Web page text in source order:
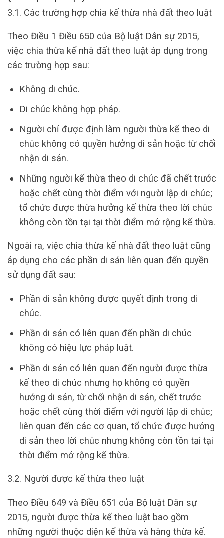
3.1. Các trường hợp chia kế thừa nhà đất theo luật
Theo Điều 1 Điều 650 của Bộ luật Dân sự 2015,
việc chia thừa kế nhà đất theo luật áp dụng trong
các trường hợp sau:
Không di chúc.
Di chúc không hợp pháp.
Người chỉ được định làm người thừa kế theo di
chúc không có quyền hưởng di sản hoặc từ chối
nhận di sản.
Những người kế thừa theo di chúc đã chết trước
hoặc chết cùng thời điểm với người lập di chúc;
tổ chức được thừa hưởng kế thừa theo lời chúc
không còn tồn tại tại thời điểm mở rộng kế thừa.
Ngoài ra, việc chia thừa kế nhà đất theo luật cũng
áp dụng cho các phần di sản liên quan đến quyền
sử dụng đất sau:
Phần di sản không được quyết định trong di
chúc.
Phần di sản có liên quan đến phần di chúc
không có hiệu lực pháp luật.
Phần di sản có liên quan đến người được thừa
kế theo di chúc nhưng họ không có quyền
hưởng di sản, từ chối nhận di sản, chết trước
hoặc chết cùng thời điểm với người lập di chúc;
liên quan đến các cơ quan, tổ chức được hưởng
di sản theo lời chúc nhưng không còn tồn tại tại
thời điểm mở rộng kế thừa.
3.2. Người được kế thừa theo luật
Theo Điều 649 và Điều 651 của Bộ luật Dân sự
2015, người được thừa kế theo luật bao gồm
những người thuộc diện kế thừa và hàng thừa kế.